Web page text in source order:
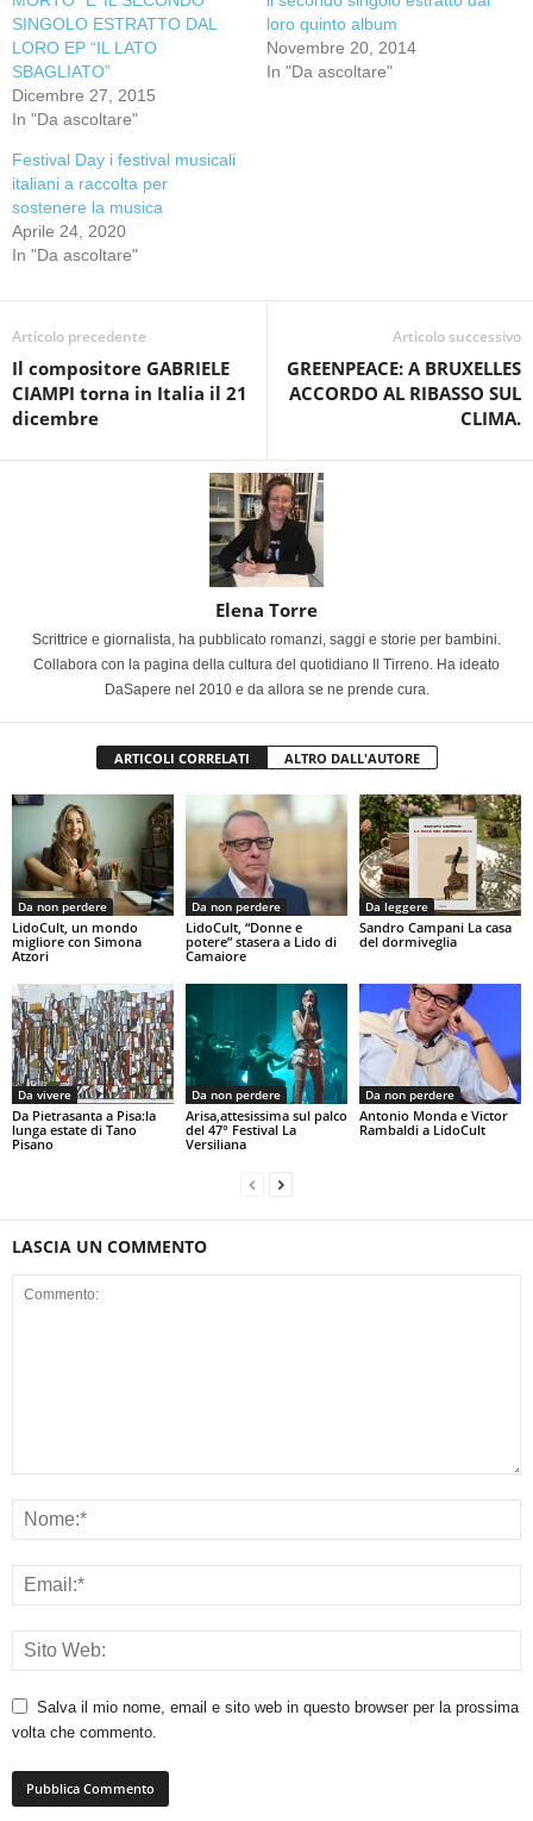
SINGOLO ESTRATTO DAL
LORO EP “IL LATO
SBAGLIATO”
Dicembre 27, 2015
In "Da ascoltare"
loro quinto album
Novembre 20, 2014
In "Da ascoltare"
Festival Day i festival musicali
italiani a raccolta per
sostenere la musica
Aprile 24, 2020
In "Da ascoltare"
Articolo precedente
Il compositore GABRIELE
CIAMPI torna in Italia il 21
dicembre
Articolo successivo
GREENPEACE: A BRUXELLES
ACCORDO AL RIBASSO SUL
CLIMA.
Elena Torre
Scrittrice e giornalista, ha pubblicato romanzi, saggi e storie per bambini.
Collabora con la pagina della cultura del quotidiano Il Tirreno. Ha ideato
DaSapere nel 2010 e da allora se ne prende cura.
ARTICOLI CORRELATI ALTRO DALL'AUTORE
Da non perdere
LidoCult, un mondo
migliore con Simona
Atzori
Da non perdere
LidoCult, “Donne e
potere” stasera a Lido di
Camaiore
Da leggere
Sandro Campani La casa
del dormiveglia
Da vivere
Da Pietrasanta a Pisa:la
lunga estate di Tano
Pisano
Da non perdere
Arisa,attesissima sul palco
del 47° Festival La
Versiliana
Da non perdere
Antonio Monda e Victor
Rambaldi a LidoCult
LASCIA UN COMMENTO
Salva il mio nome, email e sito web in questo browser per la prossima
volta che commento.